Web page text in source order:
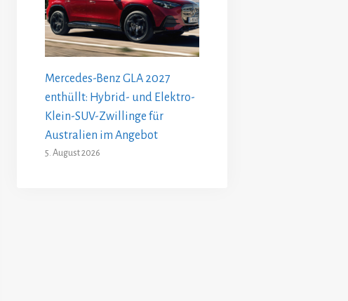
Mercedes-Benz GLA 2027
enthüllt: Hybrid- und Elektro-
Klein-SUV-Zwillinge für
Australien im Angebot
5. August 2026